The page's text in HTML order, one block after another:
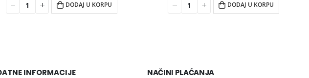
DODAJ U KORPU DODAJ U KORPU
INFORMACIJE NAČINI PLAĆANJA